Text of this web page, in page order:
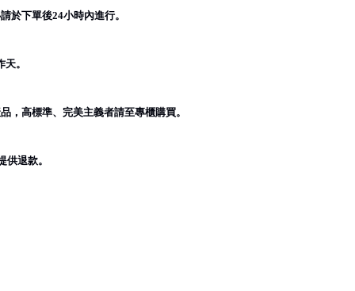
於下單後24小時內進行。
。
高標準、完美主義者請至專櫃購買。
退款。